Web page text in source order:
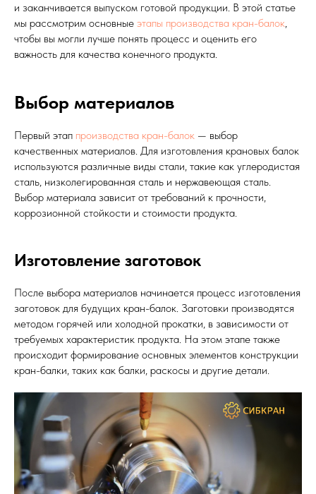
и заканчивается выпуском готовой продукции. В этой статье
мы рассмотрим основные этапы производства кран-балок,
чтобы вы могли лучше понять процесс и оценить его
важность для качества конечного продукта.
Выбор материалов
Первый этап производства кран-балок — выбор
качественных материалов. Для изготовления крановых балок
используются различные виды стали, такие как углеродистая
сталь, низколегированная сталь и нержавеющая сталь.
Выбор материала зависит от требований к прочности,
коррозионной стойкости и стоимости продукта.
Изготовление заготовок
После выбора материалов начинается процесс изготовления
заготовок для будущих кран-балок. Заготовки производятся
методом горячей или холодной прокатки, в зависимости от
требуемых характеристик продукта. На этом этапе также
происходит формирование основных элементов конструкции
кран-балки, таких как балки, раскосы и другие детали.